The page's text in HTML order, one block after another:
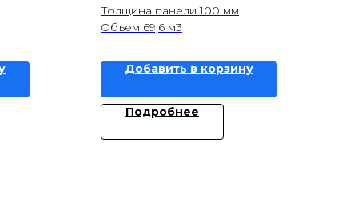
Толщина панели 100 мм
Объем 69,6 м3
Добавить в корзину
Подробнее